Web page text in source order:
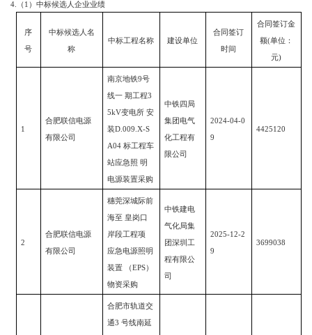
4. （ 1 ）中标候选人企业业绩
序
号
中标候选人名
称
中标工程名称 建设单位
合同签订
时间
合同签订金
额(单位：
元)
1
合肥联信电源
有限公司
南京地铁9号
线一 期工程3
5kV变电所 安
装D.009.X-S
A04标工程车
站应急照 明
电源装置采购
中铁四局
集团电气
化工程有
限公司
2024-04-0
9
4425120
2
合肥联信电源
有限公司
穗莞深城际前
海至 皇岗口
岸段工程项
应急电源照明
装置 （EPS）
物资采购
中铁建电
气化局集
团深圳工
程有限公
司
2025-12-2
9
3699038
合肥市轨道交
通3号线南延